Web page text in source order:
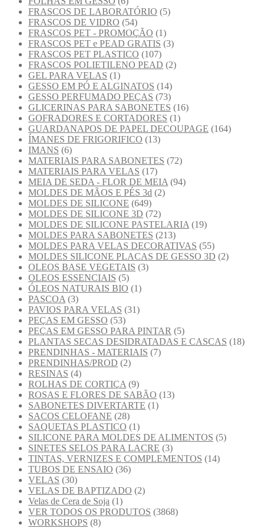
FRASCOS DE LABORATÓRIO (5)
FRASCOS DE VIDRO (54)
FRASCOS PET - PROMOÇÃO (1)
FRASCOS PET e PEAD GRATIS (3)
FRASCOS PET PLASTICO (107)
FRASCOS POLIETILENO PEAD (2)
GEL PARA VELAS (1)
GESSO EM PÓ E ALGINATOS (14)
GESSO PERFUMADO PEÇAS (73)
GLICERINAS PARA SABONETES (16)
GOFRADORES E CORTADORES (1)
GUARDANAPOS DE PAPEL DECOUPAGE (164)
ÍMANES DE FRIGORIFICO (13)
IMANS (6)
MATERIAIS PARA SABONETES (72)
MATERIAIS PARA VELAS (17)
MEIA DE SEDA - FLOR DE MEIA (94)
MOLDES DE MÃOS E PÉS 3d (2)
MOLDES DE SILICONE (649)
MOLDES DE SILICONE 3D (72)
MOLDES DE SILICONE PASTELARIA (19)
MOLDES PARA SABONETES (213)
MOLDES PARA VELAS DECORATIVAS (55)
MOLDES SILICONE PLACAS DE GESSO 3D (2)
OLEOS BASE VEGETAIS (3)
OLEOS ESSENCIAIS (5)
ÓLEOS NATURAIS BIO (1)
PASCOA (3)
PAVIOS PARA VELAS (31)
PEÇAS EM GESSO (53)
PEÇAS EM GESSO PARA PINTAR (5)
PLANTAS SECAS DESIDRATADAS E CASCAS (18)
PRENDINHAS - MATERIAIS (7)
PRENDINHAS/PROD (2)
RESINAS (4)
ROLHAS DE CORTIÇA (9)
ROSAS E FLORES DE SABÃO (13)
SABONETES DIVERTARTE (1)
SACOS CELOFANE (28)
SAQUETAS PLASTICO (1)
SILICONE PARA MOLDES DE ALIMENTOS (5)
SINETES SELOS PARA LACRE (3)
TINTAS, VERNIZES E COMPLEMENTOS (14)
TUBOS DE ENSAIO (36)
VELAS (30)
VELAS DE BAPTIZADO (2)
Velas de Cera de Soja (1)
VER TODOS OS PRODUTOS (3868)
WORKSHOPS (8)